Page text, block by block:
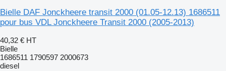
Bielle DAF Jonckheere transit 2000 (01.05-12.13) 1686511
pour bus VDL Jonckheere Transit 2000 (2005-2013)
40,32 € HT
Bielle
1686511 1790597 2000673
diesel